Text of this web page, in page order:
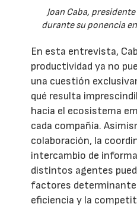
Joan Caba,
durante su ponencia
En esta entrevista,
productividad ya no
una cuestión
qué resulta
hacia el ecosistema
cada compañía.
colaboración, la
intercambio de
distintos agentes
factores
eficiencia y la